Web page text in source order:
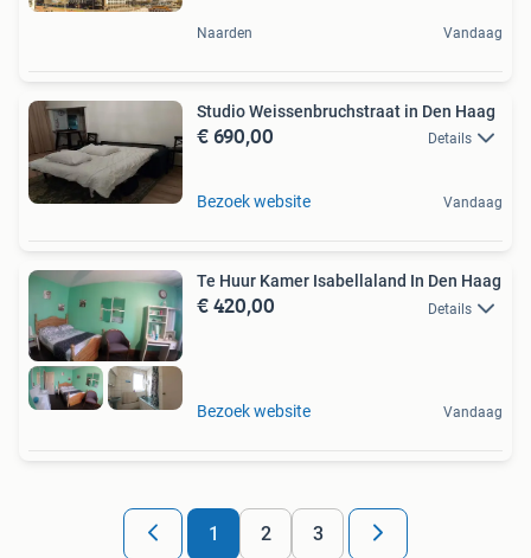
Naarden Vandaag
Studio Weissenbruchstraat in Den Haag
€ 690,00 Details
Bezoek website Vandaag
Te Huur Kamer Isabellaland In Den Haag
€ 420,00 Details
Bezoek website Vandaag
1 2 3